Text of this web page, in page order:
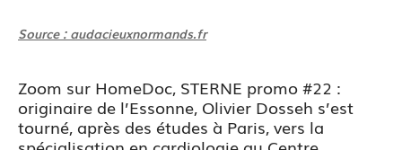
Source : audacieuxnormands.fr
Zoom sur HomeDoc, STERNE promo #22 :
originaire de l’Essonne, Olivier Dosseh s’est
tourné, après des études à Paris, vers la